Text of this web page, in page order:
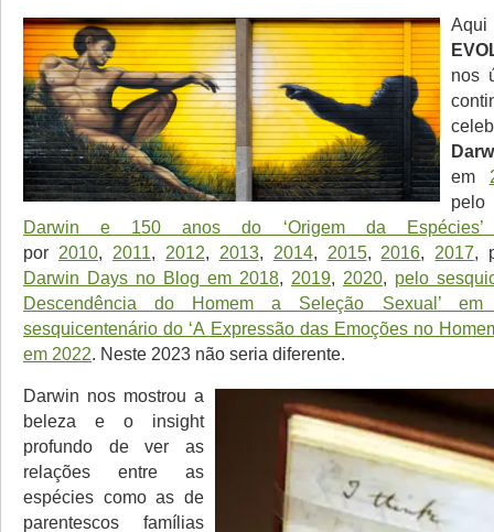
nos
em
pelo
Darwin e 150 anos do ‘Origem da
por 2010, 2011, 2012, 2013, 2014, 2015, 2016, 2017,
Darwin Days no Blog em 2018, 2019, 2020, pelo
Descendência do Homem a Seleção Sexual’ em
sesquicentenário do ‘A Expressão das Emoções no
em 2022. Neste 2023 não seria diferente.
Darwin nos mostrou a
beleza e o insight
profundo de ver as
relações entre as
espécies como as de
parentescos famílias